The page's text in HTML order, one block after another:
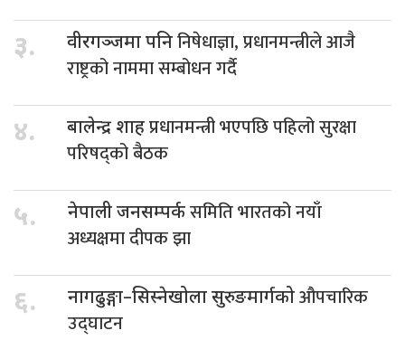
३. वीरगञ्जमा पनिनिषेधाज्ञा, प्रधानमन्त्रीले आजै
राष्ट्रको नाममा सम्बोधन गर्दै
४. बालेन्द्र शाहप्रधानमन्त्री भएपछि पहिलो सुरक्षा
परिषद्को बैठक
५. नेपाली जनसम्पर्कसमिति भारतको नयाँ
अध्यक्षमा दीपक झा
६. नागढुङ्गा–सिस्नेखोला सुरुङमार्गकोऔपचारिक
उद्घाटन